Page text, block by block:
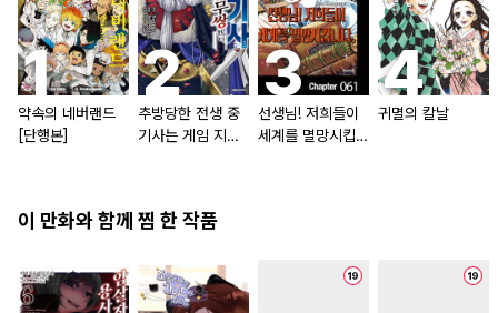
약속의 네버랜드
[단행본]
추방당한 전생 중
기사는 게임 지식
선생님! 저희들이
세계를 멸망시킵니
귀멸의 칼날
이 만화와 함께 찜 한 작품